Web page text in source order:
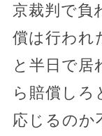
京裁判で負
償は行われ
と半日で居
ら賠償し
応じるのか